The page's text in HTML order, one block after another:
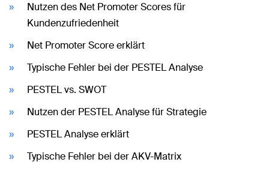
Nutzen des Net Promoter Scores für
Kundenzufriedenheit
Net Promoter Score erklärt
Typische Fehler bei der PESTEL Analyse
PESTEL vs. SWOT
Nutzen der PESTEL Analyse für Strategie
PESTEL Analyse erklärt
Typische Fehler bei der AKV-Matrix